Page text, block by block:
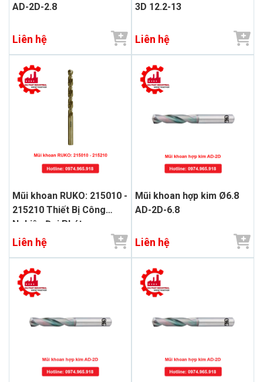
AD-2D-2.8
Liên hệ
3D 12.2-13
Liên hệ
Mũi khoan RUKO: 215010 -
215210 Thiết Bị Công
Nghiệp Đại Phát
Liên hệ
Mũi khoan hợp kim Ø6.8
AD-2D-6.8
Liên hệ